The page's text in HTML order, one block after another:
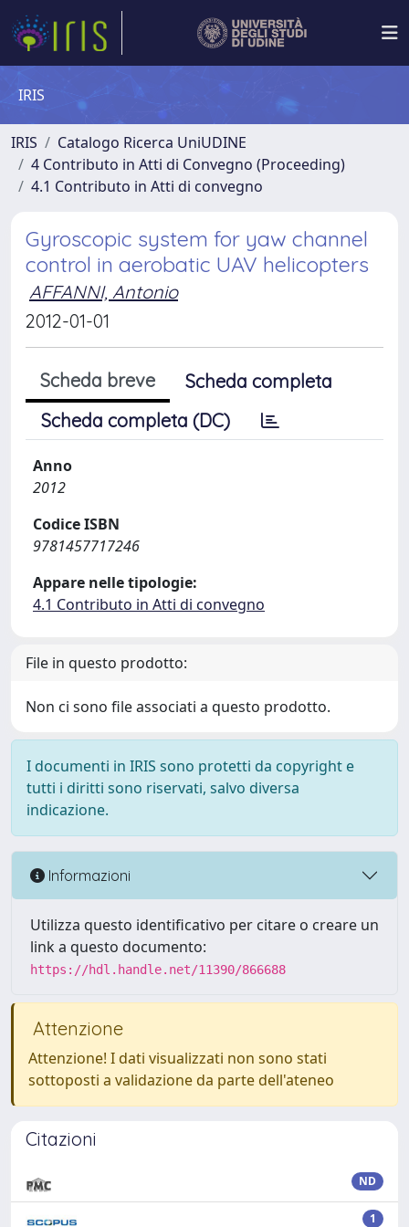
IRIS
IRIS
Catalogo Ricerca UniUDINE
4 Contributo in Atti di Convegno (Proceeding)
4.1 Contributo in Atti di convegno
Gyroscopic system for yaw channel
control in aerobatic UAV helicopters
AFFANNI, Antonio
2012-01-01
Scheda breve
Scheda completa
Scheda completa (DC)
Anno
2012
Codice ISBN
9781457717246
Appare nelle tipologie:
4.1 Contributo in Atti di convegno
File in questo prodotto:
Non ci sono file associati a questo prodotto.
I documenti in IRIS sono protetti da copyright e
tutti i diritti sono riservati, salvo diversa
indicazione.
Informazioni
Utilizza questo identificativo per citare o creare un
link a questo documento:
https://hdl.handle.net/11390/866688
Attenzione
Attenzione! I dati visualizzati non sono stati
sottoposti a validazione da parte dell'ateneo
Citazioni
ND
1